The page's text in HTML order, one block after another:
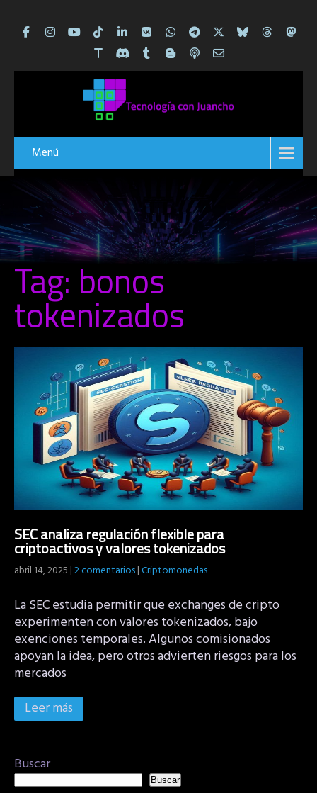
Menú
Tag: bonos
tokenizados
SEC analiza regulación flexible para
criptoactivos y valores tokenizados
abril 14, 2025|2 comentarios|Criptomonedas
La SEC estudia permitir que exchanges de cripto
experimenten con valores tokenizados, bajo
exenciones temporales. Algunos comisionados
apoyan la idea, pero otros advierten riesgos para los
mercados
Leer más
Buscar
Buscar